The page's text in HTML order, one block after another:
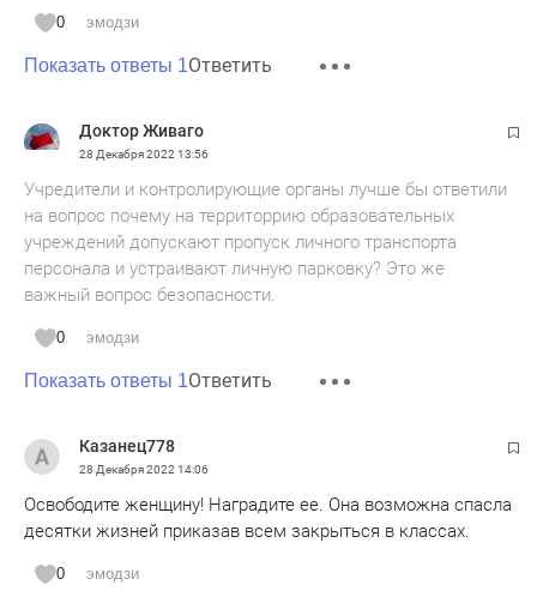
0 эмодзи
Показать ответы 1Ответить
Доктор Живаго
28 Декабря 2022 13:56
Учредители и контролирующие органы лучше бы ответили
на вопрос почему на территоррию образовательных
учреждений допускают пропуск личного транспорта
персонала и устраивают личную парковку? Это же
важный вопрос безопасности.
0 эмодзи
Показать ответы 1Ответить
Казанец778
28 Декабря 2022 14:06
Освободите женщину! Наградите ее. Она возможна спасла
десятки жизней приказав всем закрыться в классах.
0 эмодзи